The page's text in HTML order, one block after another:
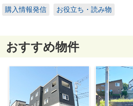
購入情報発信
お役立ち・読み物
おすすめ物件